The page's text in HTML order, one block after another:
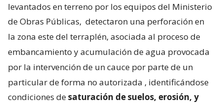
levantados en terreno por los equipos del Ministerio
de Obras Públicas, detectaron una perforación en
la zona este del terraplén, asociada al proceso de
embancamiento y acumulación de agua provocada
por la intervención de un cauce por parte de un
particular de forma no autorizada , identificándose
condiciones desaturación de suelos, erosión, y